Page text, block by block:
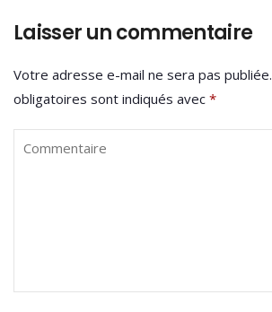
Laisser un commentaire
Votre adresse e-mail ne sera pas publiée.
obligatoires sont indiqués avec *